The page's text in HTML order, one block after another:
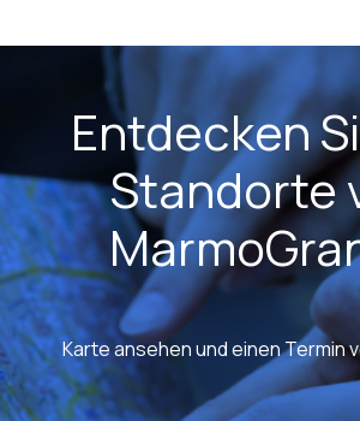
Entdecken
Standorte
Karte ansehen und einen